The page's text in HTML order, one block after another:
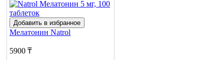
Добавить в избранное
Мелатонин Natrol
5900 ₸